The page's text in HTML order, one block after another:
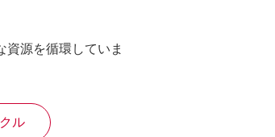
資源を循環していま
ル